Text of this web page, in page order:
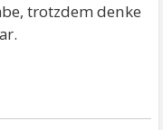
trotzdem denke